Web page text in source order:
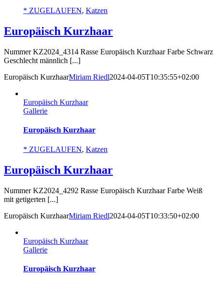
* ZUGELAUFEN, Katzen
Europäisch Kurzhaar
Nummer KZ2024_4314 Rasse Europäisch Kurzhaar Farbe Schwarz
Geschlecht männlich [...]
Europäisch KurzhaarMiriam Riedl2024-04-05T10:35:55+02:00
Europäisch Kurzhaar
Gallerie
Europäisch Kurzhaar
* ZUGELAUFEN, Katzen
Europäisch Kurzhaar
Nummer KZ2024_4292 Rasse Europäisch Kurzhaar Farbe Weiß
mit getigerten [...]
Europäisch KurzhaarMiriam Riedl2024-04-05T10:33:50+02:00
Europäisch Kurzhaar
Gallerie
Europäisch Kurzhaar